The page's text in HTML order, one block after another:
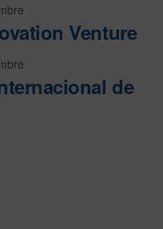
Venture
de